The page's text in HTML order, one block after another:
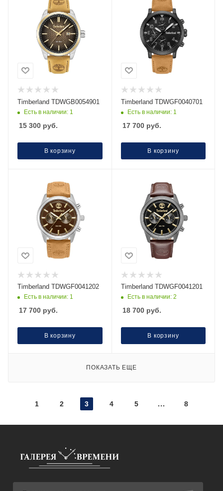
Timberland TDWGB0054901
Есть в наличии: 1
15 300 руб.
В корзину
Timberland TDWGF0040701
Есть в наличии: 1
17 700руб.
В корзину
Timberland TDWGF0041202
Есть в наличии: 1
17 700 руб.
В корзину
Timberland TDWGF0041201
Есть в наличии: 2
18 700руб.
В корзину
ПОКАЗАТЬ ЕЩЕ
1 2 3 4 5 8